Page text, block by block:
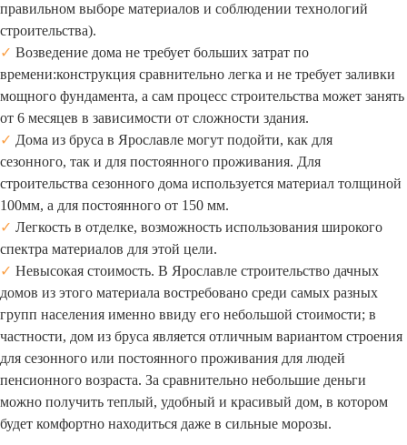
правильном выборе материалов и соблюдении технологий
строительства).
✓ Возведение дома не требует больших затрат по
времени:конструкция сравнительно легка и не требует заливки
мощного фундамента, а сам процесс строительства может занять
от 6 месяцев в зависимости от сложности здания.
✓ Дома из бруса в Ярославле могут подойти, как для
сезонного, так и для постоянного проживания. Для
строительства сезонного дома используется материал толщиной
100мм, а для постоянного от 150 мм.
✓ Легкость в отделке, возможность использования широкого
спектра материалов для этой цели.
✓ Невысокая стоимость. В Ярославле строительство дачных
домов из этого материала востребовано среди самых разных
групп населения именно ввиду его небольшой стоимости; в
частности, дом из бруса является отличным вариантом строения
для сезонного или постоянного проживания для людей
пенсионного возраста. За сравнительно небольшие деньги
можно получить теплый, удобный и красивый дом, в котором
будет комфортно находиться даже в сильные морозы.